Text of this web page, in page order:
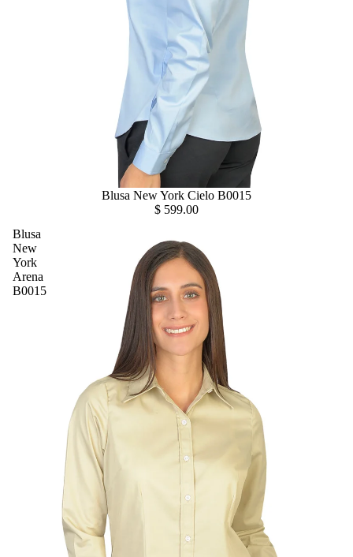
Blusa New York Cielo B0015
$ 599.00
Blusa
New
York
Arena
B0015